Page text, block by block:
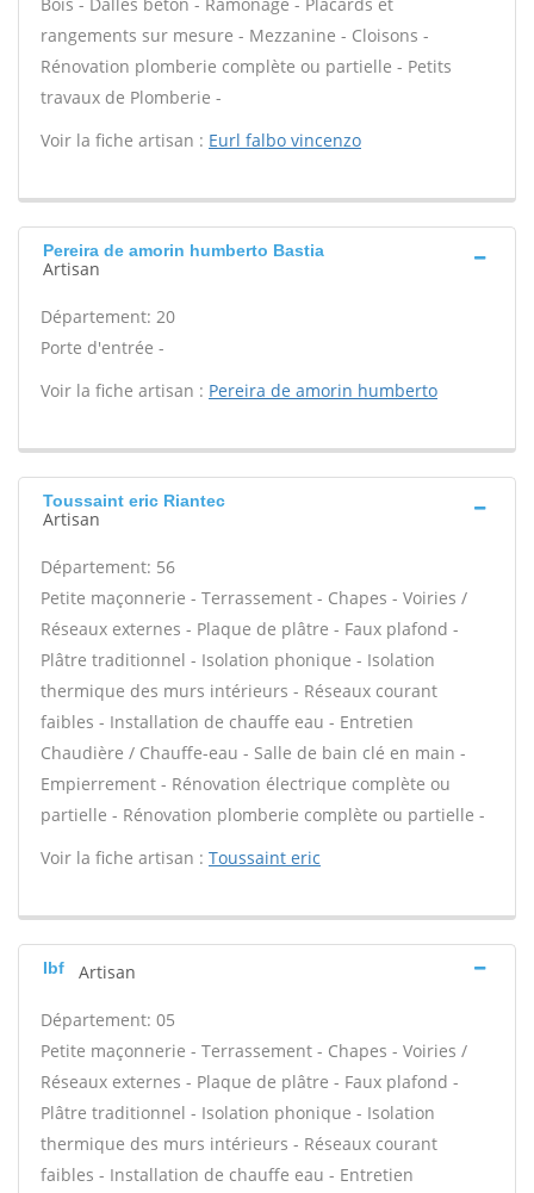
rangements sur mesure - Mezzanine - Cloisons -
Rénovation plomberie complète ou partielle - Petits
travaux de Plomberie -
Voir la fiche artisan : Eurl falbo vincenzo
Pereira de amorin humberto Bastia
Artisan
Département: 20
Porte d'entrée -
Voir la fiche artisan : Pereira de amorin humberto
Toussaint eric Riantec
Artisan
Département: 56
Petite maçonnerie - Terrassement - Chapes - Voiries /
Réseaux externes - Plaque de plâtre - Faux plafond -
Plâtre traditionnel - Isolation phonique - Isolation
thermique des murs intérieurs - Réseaux courant
faibles - Installation de chauffe eau - Entretien
Chaudière / Chauffe-eau - Salle de bain clé en main -
Empierrement - Rénovation électrique complète ou
partielle - Rénovation plomberie complète ou partielle -
Voir la fiche artisan : Toussaint eric
Ibf Artisan
Département: 05
Petite maçonnerie - Terrassement - Chapes - Voiries /
Réseaux externes - Plaque de plâtre - Faux plafond -
Plâtre traditionnel - Isolation phonique - Isolation
thermique des murs intérieurs - Réseaux courant
faibles - Installation de chauffe eau - Entretien